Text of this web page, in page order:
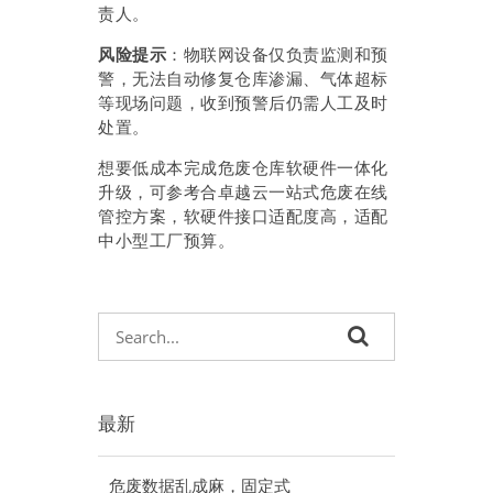
责人。
风险提示 ：物联网设备仅负责监测和预
警，无法自动修复仓库渗漏、气体超标
等现场问题，收到预警后仍需人工及时
处置。
想要低成本完成危废仓库软硬件一体化
升级，可参考合卓越云一站式危废在线
管控方案，软硬件接口适配度高，适配
中小型工厂预算。
最新
危废数据乱成麻，固定式